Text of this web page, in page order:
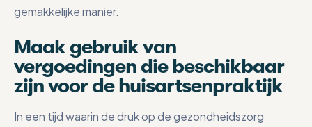
gemakkelijke manier.
Maak gebruik van
vergoedingen die beschikbaar
zijn voor de huisartsenpraktijk
In een tijd waarin de druk op de gezondheidszorg